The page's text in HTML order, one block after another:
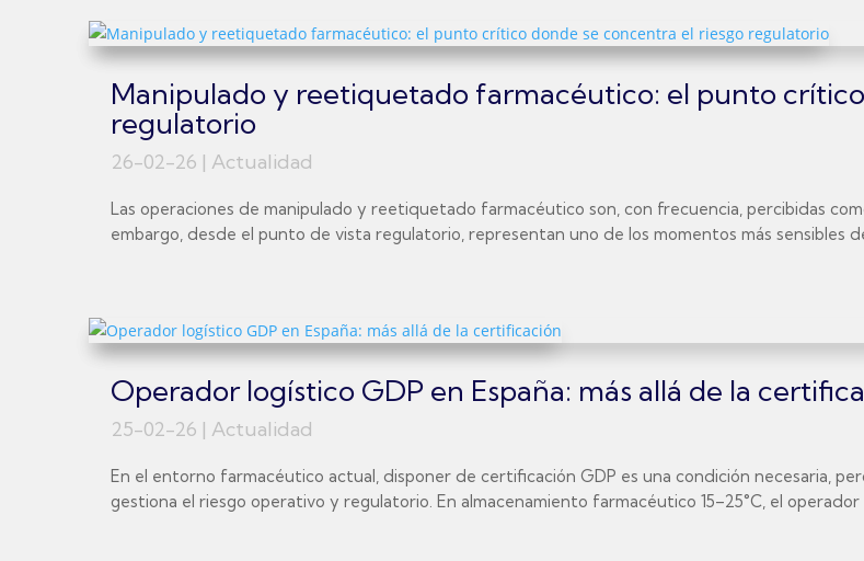
Manipulado y reetiquetado farmacéutico: el punto
regulatorio
26-02-26 | Actualidad
Las operaciones de manipulado y reetiquetado farmacéutico son, con frecuencia, percibidas
embargo, desde el punto de vista regulatorio, representan uno de los momentos más sensibles
Operador logístico GDP en España: más allá de la
25-02-26 | Actualidad
En el entorno farmacéutico actual, disponer de certificación GDP es una condición necesaria,
gestiona el riesgo operativo y regulatorio. En almacenamiento farmacéutico 15–25°C, el operador